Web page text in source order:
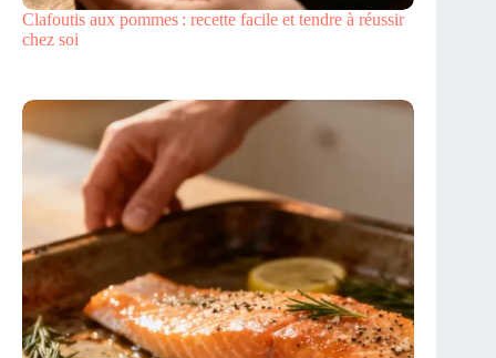
Clafoutis aux pommes : recette facile et tendre à réussir
chez soi